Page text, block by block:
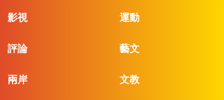
影視 運動
評論 藝文
兩岸 文教